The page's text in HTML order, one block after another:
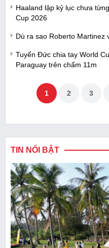
Haaland lập kỷ lục chưa
Cup 2026
Dù ra sao Roberto Martinez
Tuyển Đức chia tay World
Paraguay trên chấm 11m
1 2 3
TIN NỔI BẬT